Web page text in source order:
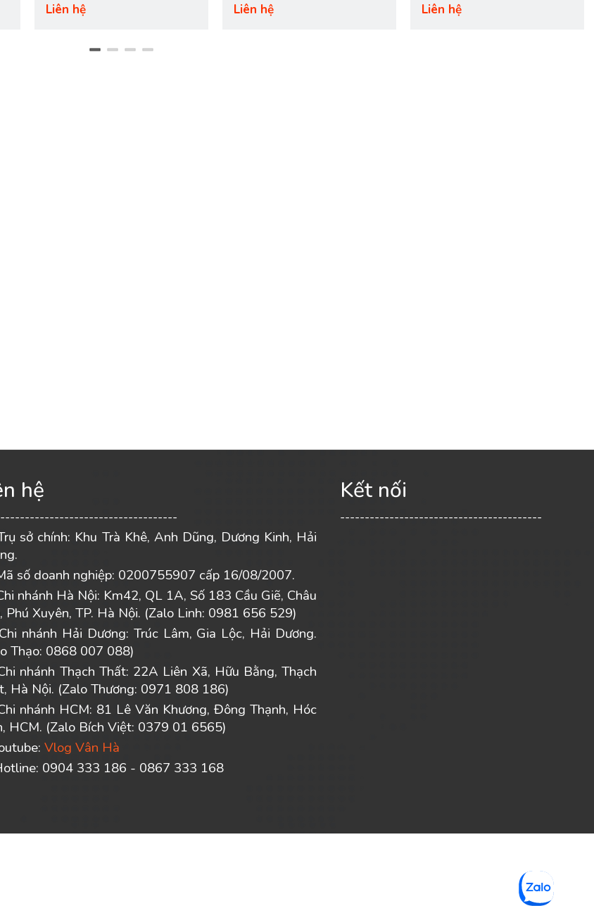
Liên hệ Liên hệ Liên hệ
hệ
sở chính: Khu Trà Khê, Anh Dũng, Dương Kinh, Hải
số doanh nghiệp: 0200755907 cấp 16/08/2007.
nhánh Hà Nội: Km42, QL 1A, Số 183 Cầu Giẽ, Châu
Phú Xuyên, TP. Hà Nội. (Zalo Linh: 0981 656 529)
Chi nhánh Hải Dương: Trúc Lâm, Gia Lộc, Hải Dương.
Thạo: 0868 007 088)
nhánh Thạch Thất: 22A Liên Xã, Hữu Bằng, Thạch
Hà Nội. (Zalo Thương: 0971 808 186)
nhánh HCM: 81 Lê Văn Khương, Đông Thạnh, Hóc
HCM. (Zalo Bích Việt: 0379 01 6565)
Vlog Vân Hà
0904 333 186 - 0867 333 168
Kết nối
-----------------------------------------